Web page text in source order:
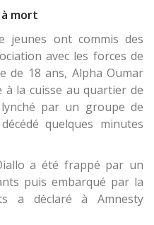
mort
jeunes ont commis des
avec les forces de
de 18 ans, Alpha Oumar
à la cuisse au quartier de
par un groupe de
quelques minutes
a été frappé par un
puis embarqué par la
a déclaré à Amnesty